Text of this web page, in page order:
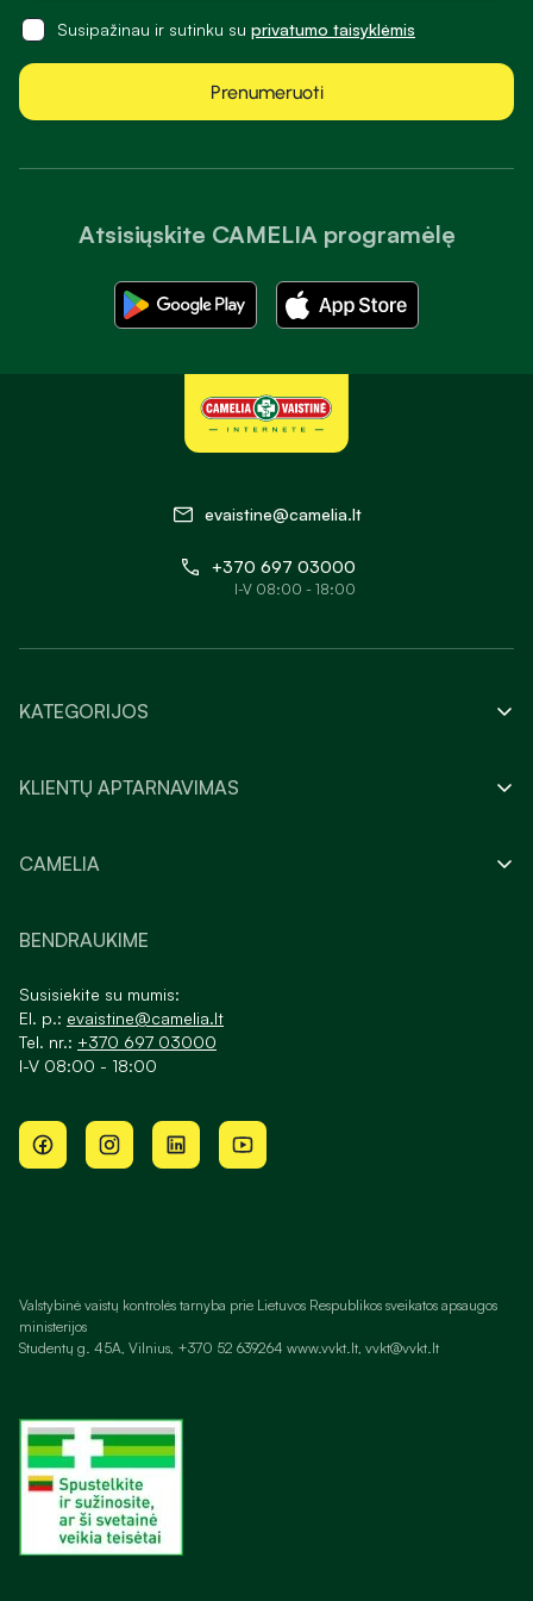
Atsisiųskite CAMELIA programėlę
Susipažinau ir sutinku su privatumo taisyklėmis
Prenumeruoti
evaistine@camelia.lt
+370 697 03000
I-V 08:00 - 18:00
KATEGORIJOS
KLIENTŲ APTARNAVIMAS
CAMELIA
BENDRAUKIME
Susisiekite su mumis:
El. p.: evaistine@camelia.lt
Tel. nr.: +370 697 03000
I-V 08:00 - 18:00
Valstybinė vaistų kontrolės tarnyba prie Lietuvos Respublikos sveikatos apsaugos
ministerijos
Studentų g. 45A, Vilnius, +370 52 639264 www.vvkt.lt, vvkt@vvkt.lt